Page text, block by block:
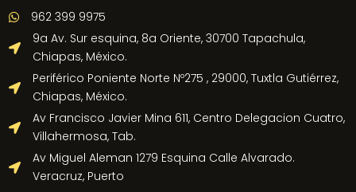
 962 399 9975

9a Av. Sur esquina, 8a Oriente, 30700 Tapachula,
Chiapas, México.

Periférico Poniente Norte Nº275 , 29000, Tuxtla Gutiérrez,
Chiapas, México.

Av Francisco Javier Mina 611, Centro Delegacion Cuatro,
Villahermosa, Tab.

Av Miguel Aleman 1279 Esquina Calle Alvarado.
Veracruz, Puerto